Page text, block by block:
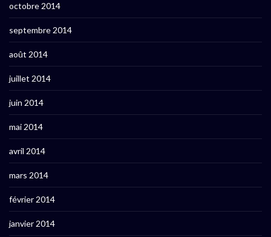
octobre 2014
septembre 2014
août 2014
juillet 2014
juin 2014
mai 2014
avril 2014
mars 2014
février 2014
janvier 2014